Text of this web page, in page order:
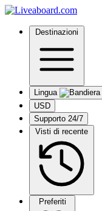
Destinazioni
Lingua
USD
Supporto 24/7
Visti di recente
Preferiti